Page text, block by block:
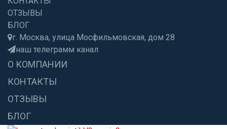
ОТЗЫВЫ
БЛОГ
г. Москва, улица Мосфильмовская, дом 28
наш телеграмм канал
О КОМПАНИИ
КОНТАКТЫ
ОТЗЫВЫ
БЛОГ